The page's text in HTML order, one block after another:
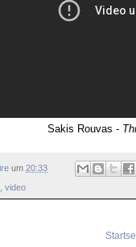
Sakis Rouvas -
um 20:33
video